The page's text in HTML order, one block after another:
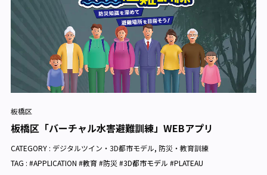
板橋区
板橋区「バーチャル水害避難訓練」WEBアプリ
CATEGORY : デジタルツイン・3D都市モデル, 防災・教育訓練
TAG : #APPLICATION #教育 #防災 #3D都市モデル #PLATEAU